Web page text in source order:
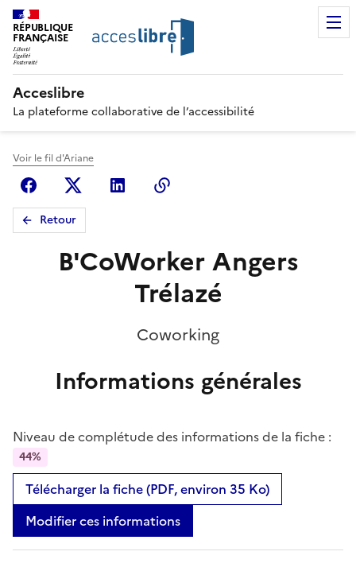
RÉPUBLIQUE
FRANÇAISE
Acceslibre
La plateforme collaborative de l’accessibilité
Voir le fil d'Ariane
FacebookX (anciennement Twitter)
Linkedin
Retour
B'CoWorker Angers
Trélazé
Coworking
Informations générales
Niveau de complétude des informations de la fiche :
44%
Télécharger la fiche (PDF, environ 35 Ko)
Modifier ces informations